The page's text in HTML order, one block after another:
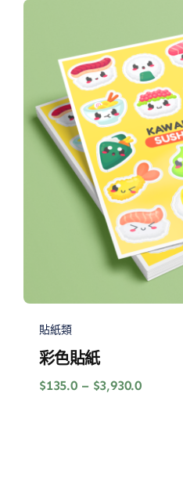
貼紙類
彩色貼紙
$135.0 – $3,930.0價